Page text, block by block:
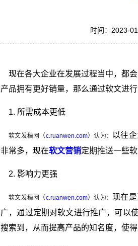
时间：2023-
现在各大企业在发展过程当中，都
品拥有更好销量，那么通过软文进
1. 所需成本更低
软文发稿网（c.ruanwen.com）认为： 以往
常多，现在软文营销定期推送一些
2. 影响力更强
软文发稿网（c.ruanwen.com）认为：现在
，通过定期对软文进行推广，可以
索到，从而提高产品的知名度，使